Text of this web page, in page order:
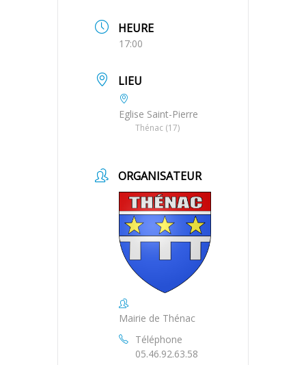
HEURE
17:00
LIEU
Eglise Saint-Pierre
Thénac (17)
ORGANISATEUR
Mairie de Thénac
Téléphone
05.46.92.63.58